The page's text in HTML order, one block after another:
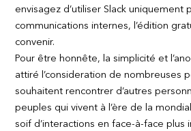
envisagez d’utiliser Slack uniquement
communications internes, l’édition
convenir.
Pour être honnête, la simplicité et
attiré l’consideration de nombreuses
souhaitent rencontrer d’autres
peuples qui vivent à l’ère de la
soif d’interactions en face-à-face plus